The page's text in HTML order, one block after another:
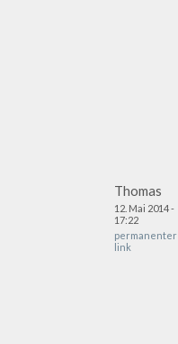
Thomas
12. Mai 2014 -
17:22
permanenter
link